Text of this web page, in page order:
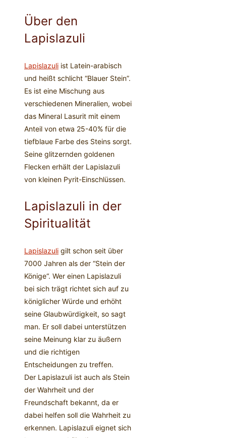
Über den
Lapislazuli
Lapislazuli ist Latein-arabisch
und heißt schlicht “Blauer Stein”.
Es ist eine Mischung aus
verschiedenen Mineralien, wobei
das Mineral Lasurit mit einem
Anteil von etwa 25-40% für die
tiefblaue Farbe des Steins sorgt.
Seine glitzernden goldenen
Flecken erhält der Lapislazuli
von kleinen Pyrit-Einschlüssen.
Lapislazuli in der
Spiritualität
Lapislazuli gilt schon seit über
7000 Jahren als der “Stein der
Könige“. Wer einen Lapislazuli
bei sich trägt richtet sich auf zu
königlicher Würde und erhöht
seine Glaubwürdigkeit, so sagt
man. Er soll dabei unterstützen
seine Meinung klar zu äußern
und die richtigen
Entscheidungen zu treffen.
Der Lapislazuli ist auch als Stein
der Wahrheit und der
Freundschaft bekannt, da er
dabei helfen soll die Wahrheit zu
erkennen. Lapislazuli eignet sich